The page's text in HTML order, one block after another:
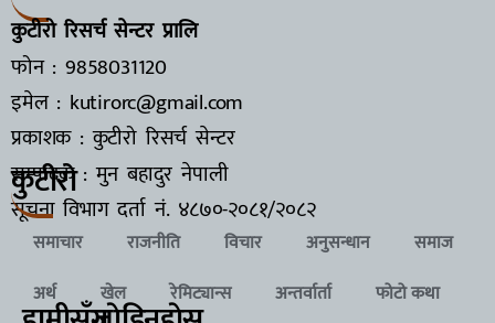
कुटीरो रिसर्च सेन्टर प्रालि
फोन : 9858031120
इमेल : kutirorc@gmail.com
प्रकाशक : कुटीरो रिसर्च सेन्टर
सम्पादक : मुन बहादुर नेपाली
सूचना विभाग दर्ता नं. ४८७०-२०८१/२०८२
कुटीरो
समाचार राजनीति विचार अनुसन्धान
समाज
अर्थ
खेल रेमिट्यान्स अन्तर्वार्ता फोटो कथा